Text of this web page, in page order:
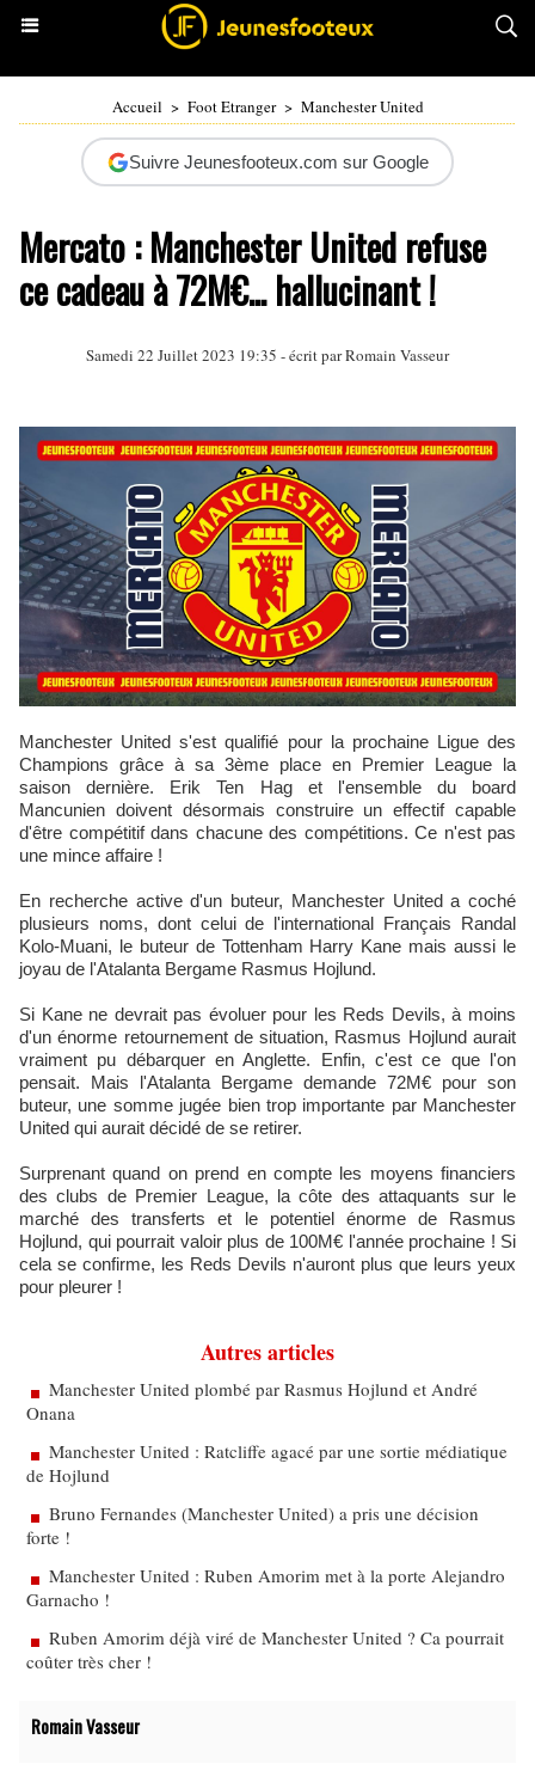
Accueil > Foot Etranger > Manchester United
Suivre Jeunesfooteux.com sur Google
Mercato : Manchester United refuse
ce cadeau à 72M€... hallucinant !
Samedi 22 Juillet 2023 19:35 - écrit parRomain Vasseur
Manchester United s'est qualifié pour la prochaine Ligue des
Champions grâce à sa 3ème place en Premier League la
saison dernière. Erik Ten Hag et l'ensemble du board
Mancunien doivent désormais construire un effectif capable
d'être compétitif dans chacune des compétitions. Ce n'est pas
une mince affaire !
En recherche active d'un buteur, Manchester United a coché
plusieurs noms, dont celui de l'international Français Randal
Kolo-Muani, le buteur de Tottenham Harry Kane mais aussi le
joyau de l'Atalanta Bergame Rasmus Hojlund.
Si Kane ne devrait pas évoluer pour les Reds Devils, à moins
d'un énorme retournement de situation, Rasmus Hojlund aurait
vraiment pu débarquer en Anglette. Enfin, c'est ce que l'on
pensait. Mais l'Atalanta Bergame demande 72M€ pour son
buteur, une somme jugée bien trop importante par Manchester
United qui aurait décidé de se retirer.
Surprenant quand on prend en compte les moyens financiers
des clubs de Premier League, la côte des attaquants sur le
marché des transferts et le potentiel énorme de Rasmus
Hojlund, qui pourrait valoir plus de 100M€ l'année prochaine ! Si
cela se confirme, les Reds Devils n'auront plus que leurs yeux
pour pleurer !
Autres articles
Manchester United plombé par Rasmus Hojlund et André
Onana
Manchester United : Ratcliffe agacé par une sortie médiatique
de Hojlund
Bruno Fernandes (Manchester United) a pris une décision
forte !
Manchester United : Ruben Amorim met à la porte Alejandro
Garnacho !
Ruben Amorim déjà viré de Manchester United ? Ca pourrait
coûter très cher !
Romain Vasseur